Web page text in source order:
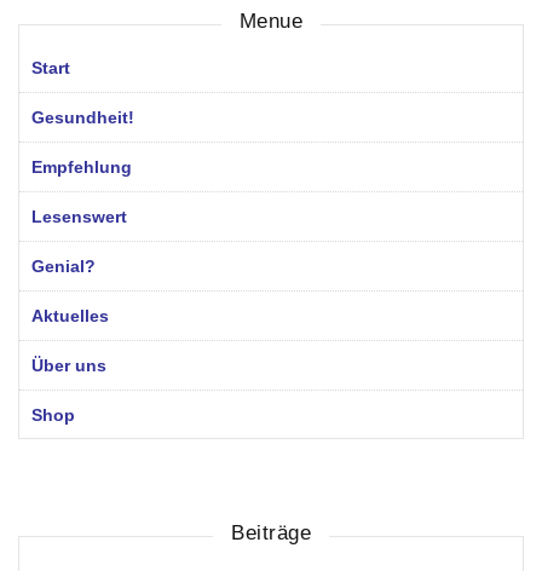
Menue
Start
Gesundheit!
Empfehlung
Lesenswert
Genial?
Aktuelles
Über uns
Shop
Beiträge